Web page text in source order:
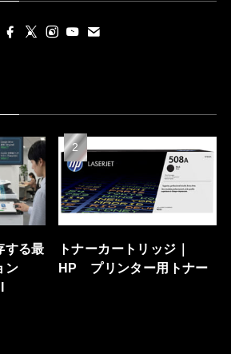
する最
ン
トナーカートリッジ｜
HP プリンター用トナー